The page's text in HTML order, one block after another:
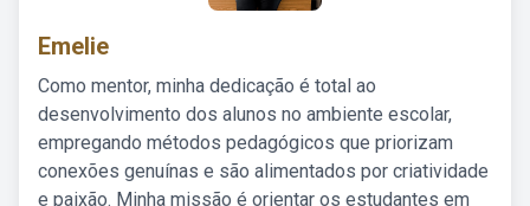
Emelie
Como mentor, minha dedicação é total ao
desenvolvimento dos alunos no ambiente escolar,
empregando métodos pedagógicos que priorizam
conexões genuínas e são alimentados por criatividade
e paixão. Minha missão é orientar os estudantes em